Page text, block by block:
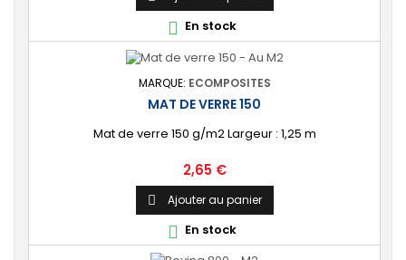
 En stock
MARQUE: ECOMPOSITES
MAT DE VERRE 150
Mat de verre 150 g/m2 Largeur : 1,25 m
Prix
2,65 €
 Ajouter au panier
 En stock